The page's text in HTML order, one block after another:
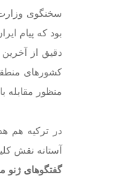
سخنگوی
بود که پیام
دقیق از
کشورهای
منظور مقابله
در ترکیه هم
آستانه نقش
گفتگوهای ژنو